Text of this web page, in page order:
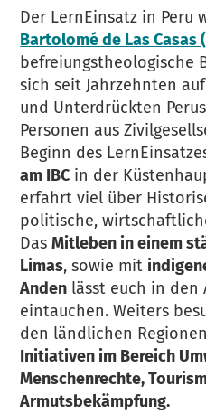
Der LernEinsatz in Peru
Bartolomé de Las Casas
befreiungstheologische
sich seit Jahrzehnten
und Unterdrückten
Personen aus
Beginn des
am IBC in der
erfahrt viel über
politische,
DasMitleben in einem
Limas, sowie mit
Anden lässt euch in den
eintauchen. Weiters
den ländlichen
Initiativen im Bereich
Menschenrechte,
Armutsbekämpfung.